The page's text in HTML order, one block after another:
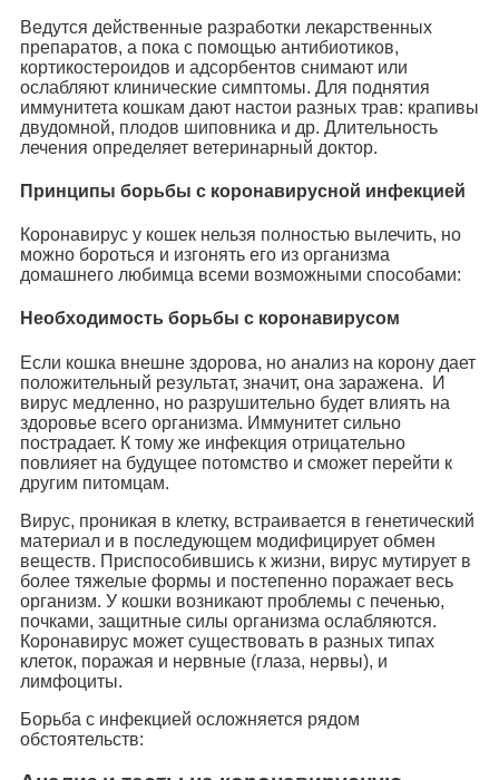
Ведутся действенные разработки лекарственных
препаратов, а пока с помощью антибиотиков,
кортикостероидов и адсорбентов снимают или
ослабляют клинические симптомы. Для поднятия
иммунитета кошкам дают настои разных трав: крапивы
двудомной, плодов шиповника и др. Длительность
лечения определяет ветеринарный доктор.
Принципы борьбы с коронавирусной инфекцией
Коронавирус у кошек нельзя полностью вылечить, но
можно бороться и изгонять его из организма
домашнего любимца всеми возможными способами:
Необходимость борьбы с коронавирусом
Если кошка внешне здорова, но анализ на корону дает
положительный результат, значит, она заражена. И
вирус медленно, но разрушительно будет влиять на
здоровье всего организма. Иммунитет сильно
пострадает. К тому же инфекция отрицательно
повлияет на будущее потомство и сможет перейти к
другим питомцам.
Вирус, проникая в клетку, встраивается в генетический
материал и в последующем модифицирует обмен
веществ. Приспособившись к жизни, вирус мутирует в
более тяжелые формы и постепенно поражает весь
организм. У кошки возникают проблемы с печенью,
почками, защитные силы организма ослабляются.
Коронавирус может существовать в разных типах
клеток, поражая и нервные (глаза, нервы), и
лимфоциты.
Борьба с инфекцией осложняется рядом
обстоятельств: